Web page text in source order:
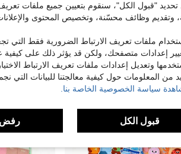
5.85€
"قبول الكل"، سنقوم بتعيين جميع ملفات تعريف
وتقديم وظائف محسّنة، وتخصيص المحتوى
ملفات تعريف الارتباط الضرورية فقط التي
إعدادات متصفحك، ولكن قد يؤثر ذلك على كيفية
وتعديل إعدادات ملفات تعريف الارتباط
من المعلومات حول كيفية معالجتنا للبيانات التي
سياسة الخصوصية الخاصة بنا.
قبول الكل رفض